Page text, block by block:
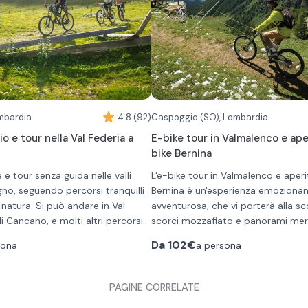
lasciare l’auto nel
mano nella pietra da cantoni, un
capolavoro di arte contadina
come patrimonio mondiale
Per i bambini sotto i 45kg è
agganciare alla e-bike un carrello.
4.8 (92)
e tour nella Val Federia a
e tour senza guida nelle valli
seguendo percorsi tranquilli
Si può andare in Val
Cancano, e molti altri percorsi
consigliato per il tour è la Val
strada per pranzare in un
boschi e malghe
è il fascino che sa
Caspoggio (SO), Lombardia
E-bike tour in Valmalenco e
bike Bernina
L'e-bike tour in Valmalenco e
Bernina è un'esperienza
avventurosa, che vi porterà alla
scorci mozzafiato e panorami
elettriche con pedalata assistita.
modalità differenti:
Si tratta di un tour nei borghi
Da 102€a persona
PAGINE CORRELATE